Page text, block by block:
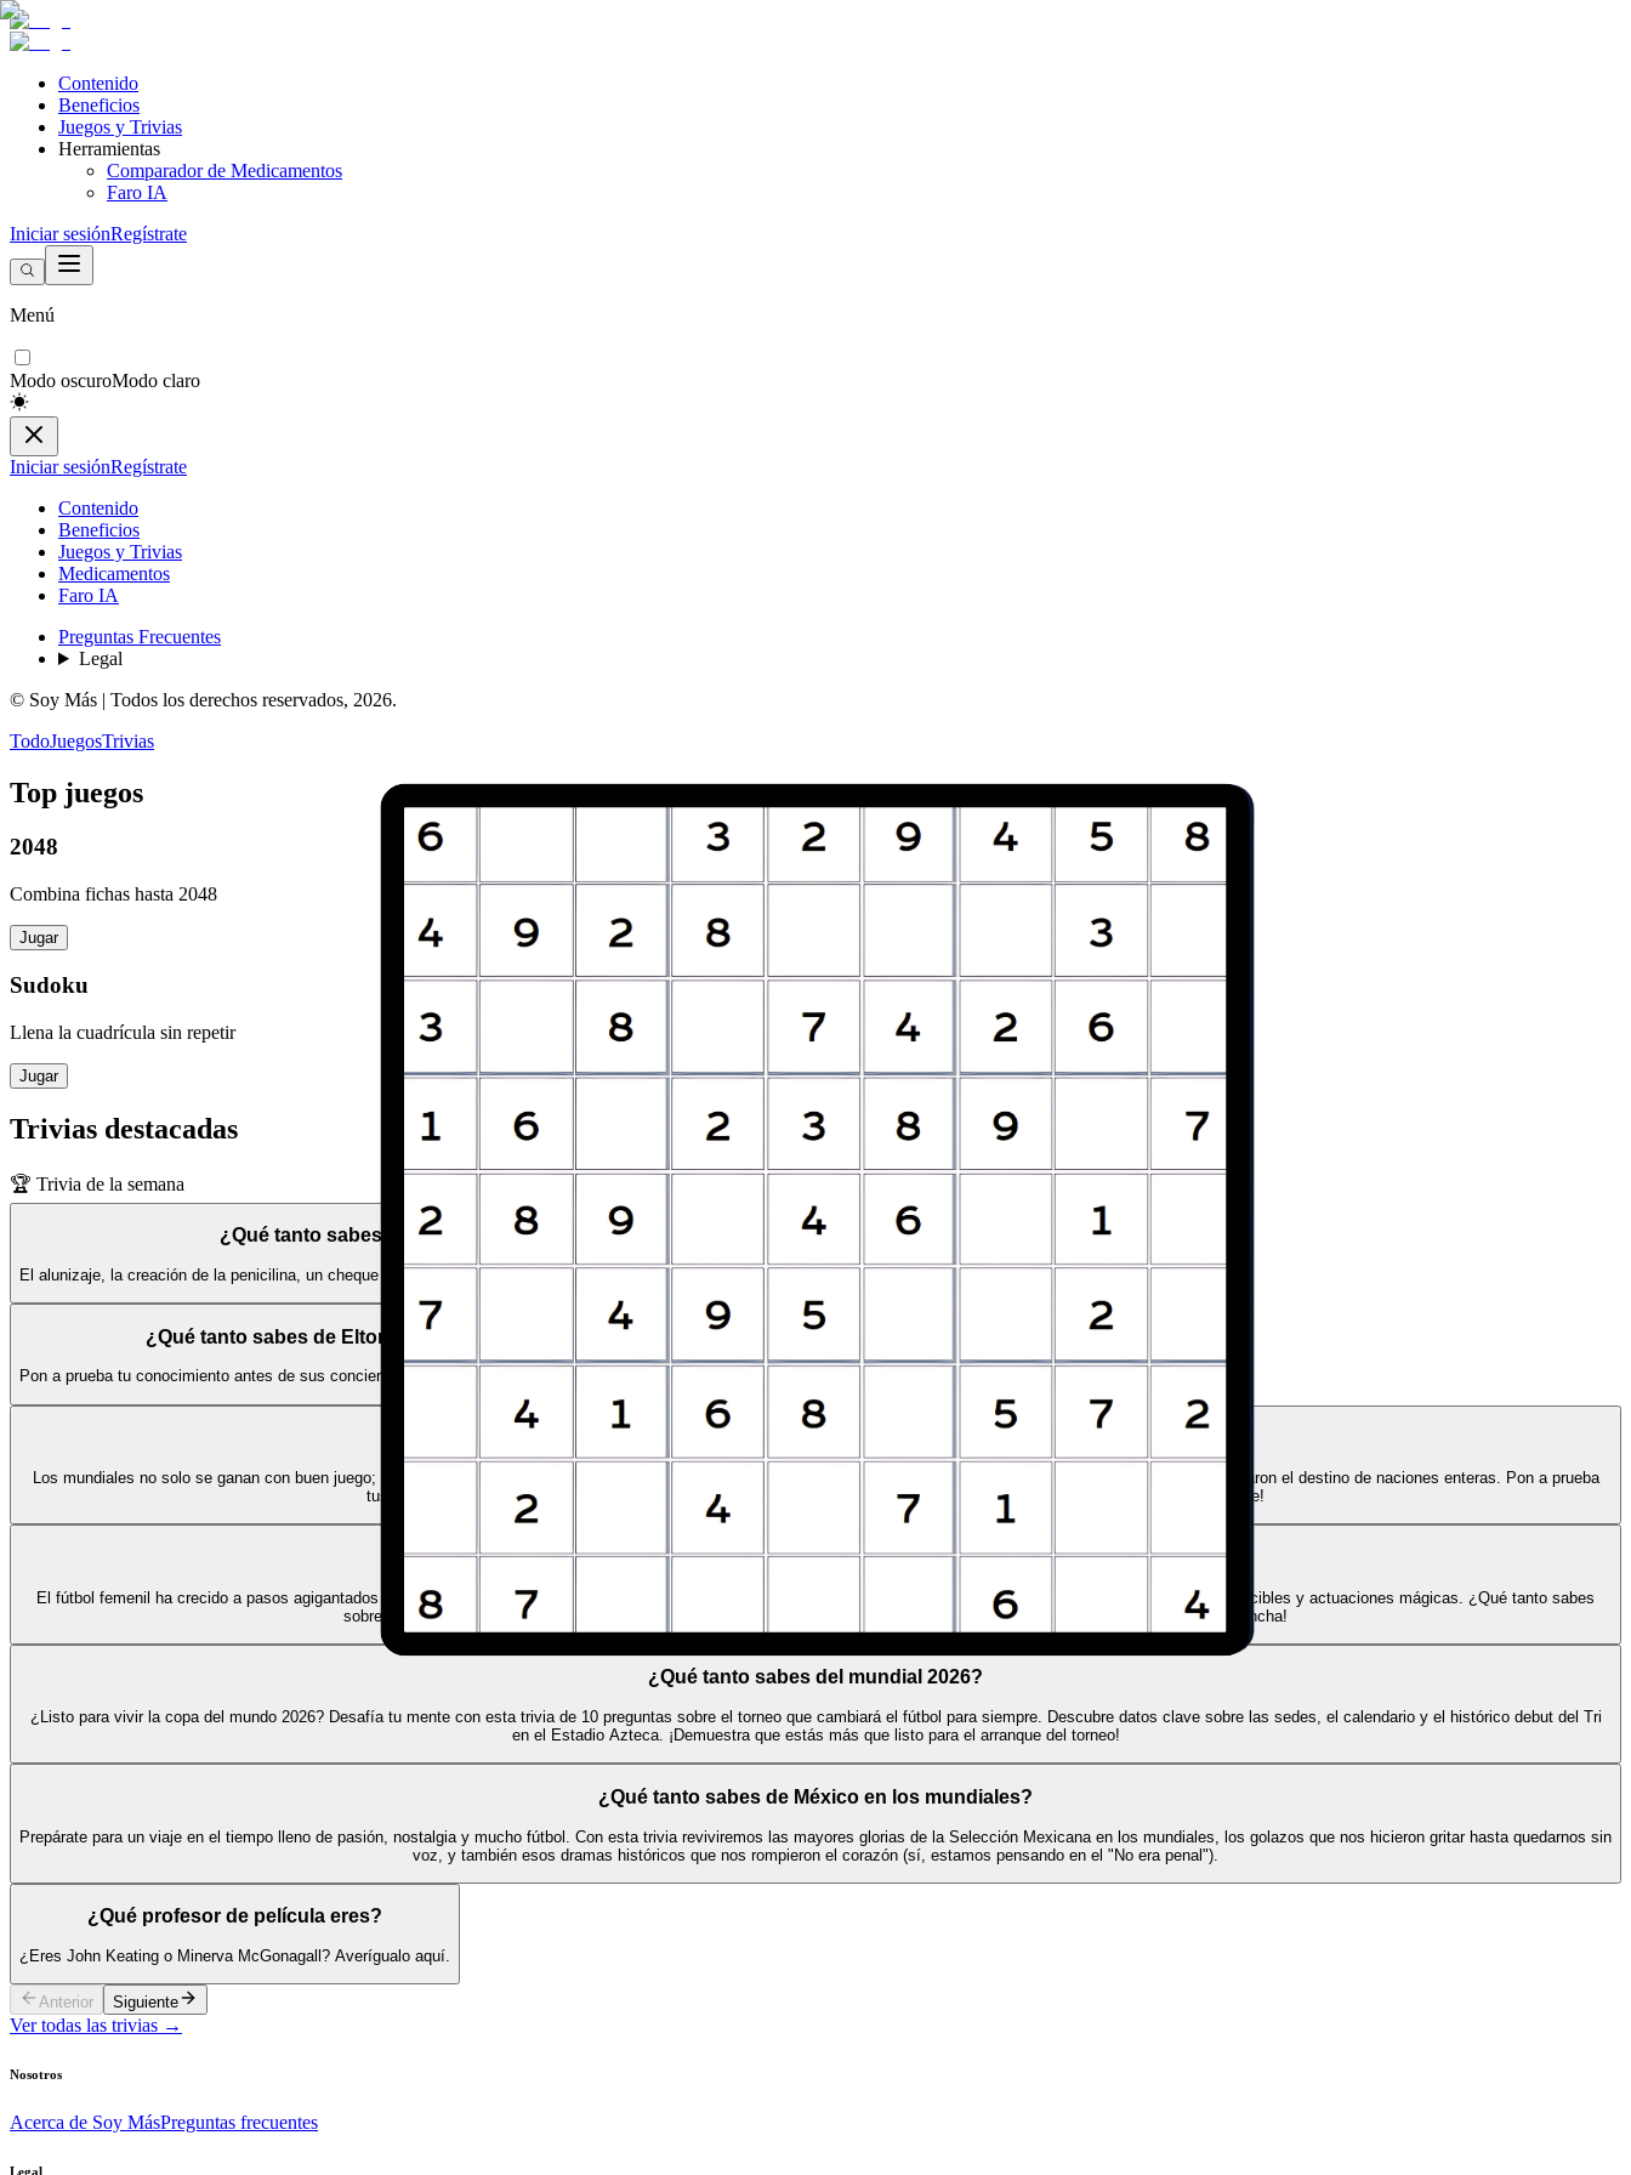
Contenido
Beneficios
Juegos y Trivias
Herramientas
Comparador de Medicamentos
Faro IA
Iniciar sesiónRegístrate
Menú
Modo oscuroModo claro
Iniciar sesiónRegístrate
Contenido
Beneficios
Juegos y Trivias
Medicamentos
Faro IA
Preguntas Frecuentes
Legal
© Soy Más | Todos los derechos reservados, 2026.
TodoJuegosTrivias
Top juegos
2048
Combina fichas hasta 2048
Jugar
Sudoku
Llena la cuadrícula sin repetir
Jugar
Trivias destacadas
🏆 Trivia de la semana
¿Qué tanto sabes de las primeras veces que cambiaron al mundo?
El alunizaje, la creación de la penicilina, un cheque que cambio una vida...¿qué tanto sabes de estas primeras veces que cambiaron la historia?
¿Qué tanto sabes de Elton John?
Pon a prueba tu conocimiento antes de sus conciertos de despedida en CDMX.
Los mundiales no solo se ganan con buen juego; también se definen por momentos de genialidad pura, trampas legendarias, viveza criolla y decisiones arbitrales que cambiaron el destino de naciones enteras. Pon a prueba
tus conocimientos sobre los momentos más polémicos, oscuros y gloriosos de las copas del mundo. ¡Que comience el debate!
¿Qué tanto sabes de las leyendas del mundial femenil?
El fútbol femenil ha crecido a pasos agigantados y nos ha dejado momentos imborrables. Desde récords de goles que ningún hombre ha podido igualar, hasta porteras invencibles y actuaciones mágicas. ¿Qué tanto sabes
sobre las leyendas que han forjado la historia de los mundiales femeniles? ¡Demuestra que eres un experto en este lado de la cancha!
¿Qué tanto sabes del mundial 2026?
¿Listo para vivir la copa del mundo 2026? Desafía tu mente con esta trivia de 10 preguntas sobre el torneo que cambiará el fútbol para siempre. Descubre datos clave sobre las sedes, el calendario y el histórico debut del Tri
en el Estadio Azteca. ¡Demuestra que estás más que listo para el arranque del torneo!
¿Qué tanto sabes de México en los mundiales?
Prepárate para un viaje en el tiempo lleno de pasión, nostalgia y mucho fútbol. Con esta trivia reviviremos las mayores glorias de la Selección Mexicana en los mundiales, los golazos que nos hicieron gritar hasta quedarnos sin
voz, y también esos dramas históricos que nos rompieron el corazón (sí, estamos pensando en el "No era penal").
¿Qué profesor de película eres?
¿Eres John Keating o Minerva McGonagall? Averígualo aquí.
Anterior Siguiente
Ver todas las trivias →
Nosotros
Acerca de Soy MásPreguntas frecuentes
Legal